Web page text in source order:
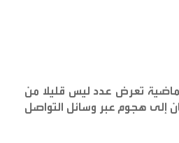
الماضية تعرض عدد ليس قليلا من
إلى هجوم عبر وسائل التواصل